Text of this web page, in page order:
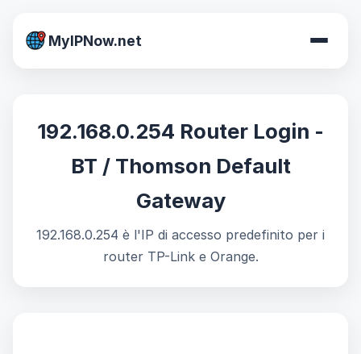
MyIPNow.net
192.168.0.254 Router Login -
BT / Thomson Default
Gateway
192.168.0.254 è l'IP di accesso predefinito per i
router TP-Link e Orange.